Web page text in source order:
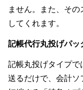
ません。また、そ
してくれます。
記帳代行丸投げパッ
記帳丸投げタイプで
送るだけで、会計ソ